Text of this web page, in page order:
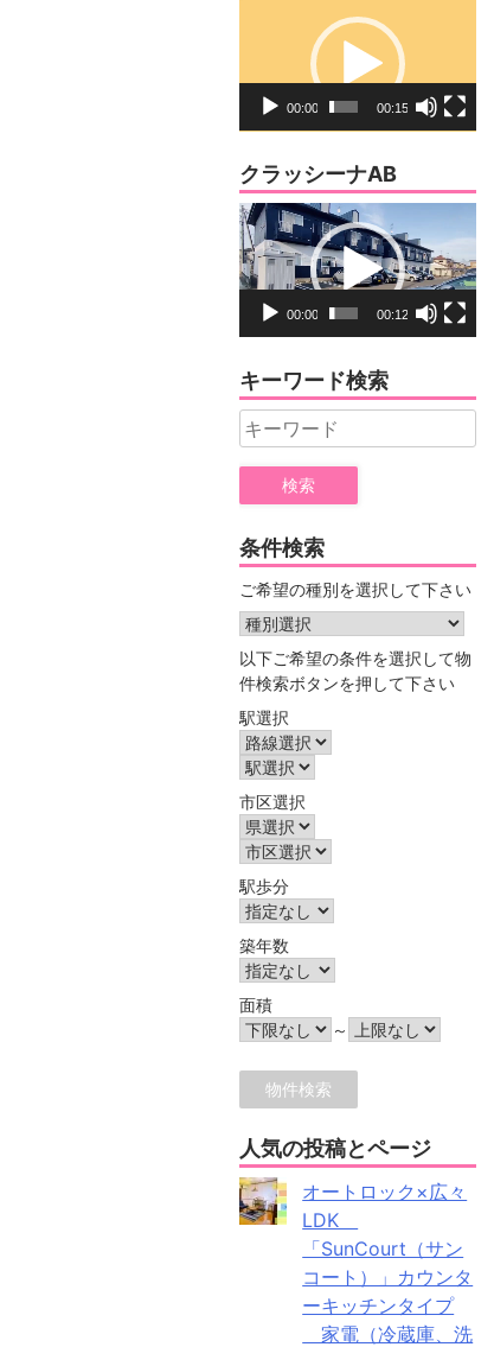
ー
00:00 00:15
クラッシーナAB
動
画
プ
ー
00:00 00:12
キーワード検索
Search
for:
条件検索
ご希望の種別を選択して下さい
以下ご希望の条件を選択して物
件検索ボタンを押して下さい
駅選択
市区選択
駅歩分
築年数
面積
～
人気の投稿とページ
オートロック×広々
LDK
「SunCourt（サン
コート）」カウンタ
ーキッチンタイプ
家電（冷蔵庫、洗